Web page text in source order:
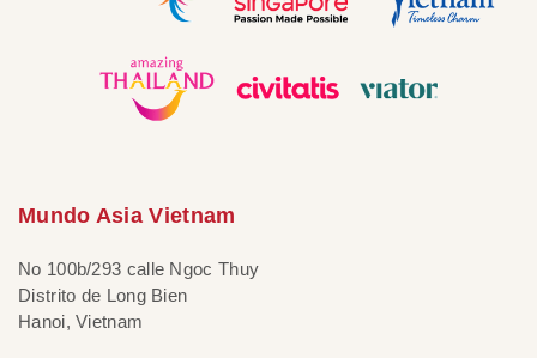
Mundo Asia Vietnam
No 100b/293 calle Ngoc Thuy
Distrito de Long Bien
Hanoi, Vietnam